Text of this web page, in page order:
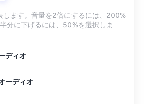
します。音量を2倍にするには、200%
分に下げるには、50%を選択しま
ディオ
ーディオ